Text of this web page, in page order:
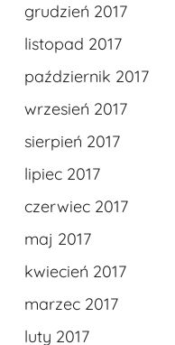
grudzień 2017
listopad 2017
październik 2017
wrzesień 2017
sierpień 2017
lipiec 2017
czerwiec 2017
maj 2017
kwiecień 2017
marzec 2017
luty 2017